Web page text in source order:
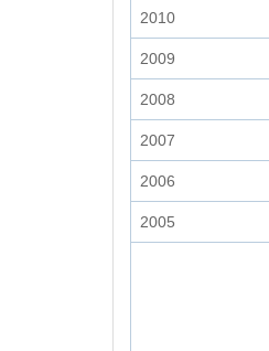
2010
2009
2008
2007
2006
2005